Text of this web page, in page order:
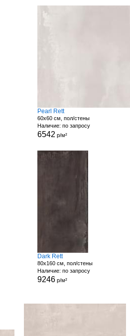
Pearl Rett
60x60 см, пол/стены
Наличие: по запросу
6542 р/м²
Dark Rett
80x160 см, пол/стены
Наличие: по запросу
9246 р/м²